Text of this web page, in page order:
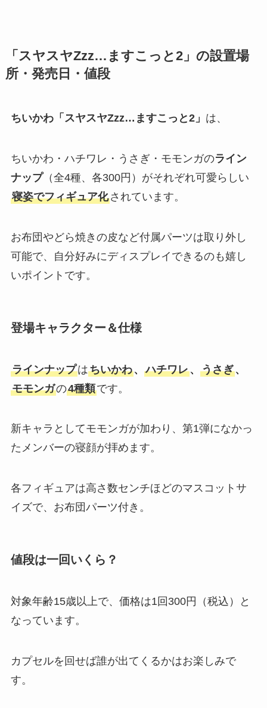
「スヤスヤZzz…ますこっと2」の設置場
所・発売日・値段
ちいかわ「スヤスヤZzz…ますこっと2」 は、
ちいかわ・ハチワレ・うさぎ・モモンガのライン
ナップ（全4種、各300円）がそれぞれ可愛らしい
寝姿でフィギュア化されています​。
お布団やどら焼きの皮など付属パーツは取り外し
可能で、自分好みにディスプレイできるのも嬉し
いポイントです​。
登場キャラクター＆仕様
ラインナップはちいかわ、 ハチワレ、 うさぎ、
モモンガの4種類です。
新キャラとしてモモンガが加わり、第1弾になかっ
たメンバーの寝顔が拝めます​。
各フィギュアは高さ数センチほどのマスコットサ
イズで、お布団パーツ付き。
値段は一回いくら？
対象年齢15歳以上で、価格は1回300円（税込）と
なっています​。
カプセルを回せば誰が出てくるかはお楽しみで
す。